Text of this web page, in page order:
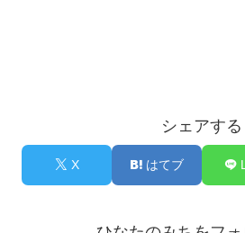
シェアする
X はてブ